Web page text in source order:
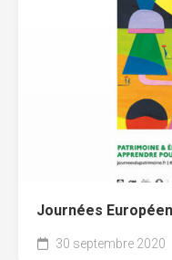
Journées
30 septembre 2020